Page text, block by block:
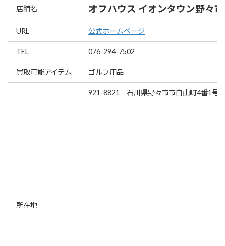
店舗名 オフハウス イオンタウン野々
URL 公式ホームページ
TEL 076-294-7502
買取可能アイテム ゴルフ用品
所在地
921-8821 石川県野々市市白山町4番1号